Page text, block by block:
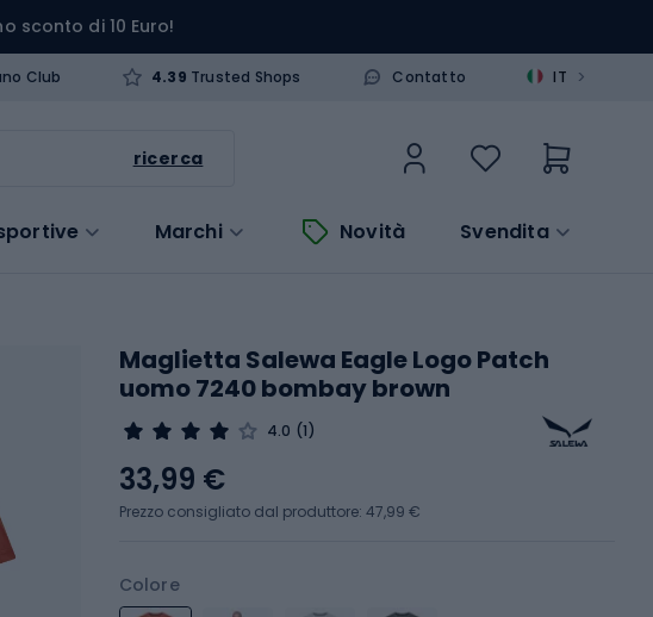
sconto di 10 Euro!
Club 4.39 Trusted Shops Contatto IT >
ricerca
Marchi Novità Svendita
Maglietta Salewa Eagle Logo Patch
uomo 7240 bombay brown
4.0 (1)
Colore
33,99 €
Prezzo consigliato dal produttore: 47,99 €